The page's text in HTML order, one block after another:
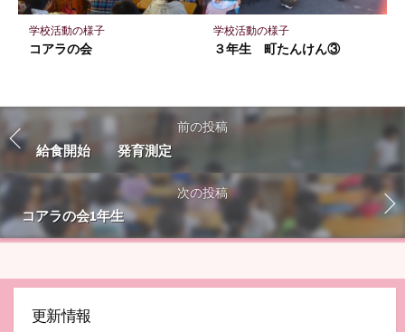
学校活動の様子
コアラの会
学校活動の様子
３年生 町たんけん③
前の投稿
給食開始 発育測定
次の投稿
コアラの会1年生
更新情報